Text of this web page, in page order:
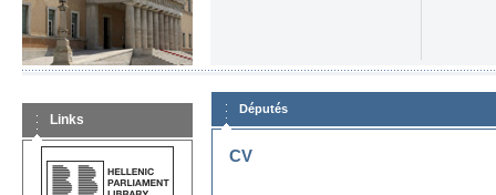
Links
Députés
CV